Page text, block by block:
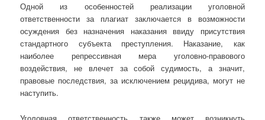
Одной из особенностей реализации уголовной
ответственности за плагиат заключается в возможности
осуждения без назначения наказания ввиду присутствия
стандартного субъекта преступления. Наказание, как
наиболее репрессивная мера уголовно-правового
воздействия, не влечет за собой судимость, а значит,
правовые последствия, за исключением рецидива, могут не
наступить.
Уголовная ответственность также может возникнуть